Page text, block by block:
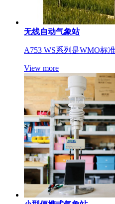
无线自动气象站
A753 WS系列是WMO标
View more